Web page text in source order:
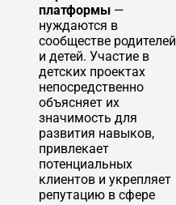
платформы —
нуждаются в
сообществе родителей
и детей. Участие в
детских проектах
непосредственно
объясняет их
значимость для
развития навыков,
привлекает
потенциальных
клиентов и укрепляет
репутацию в сфере